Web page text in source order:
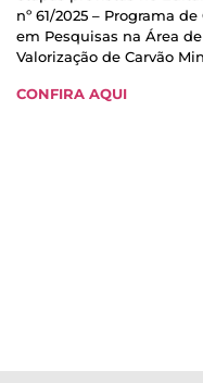
nº 61/2025 – Programa
em Pesquisas na Área
Valorização de Carvão
CONFIRA AQUI